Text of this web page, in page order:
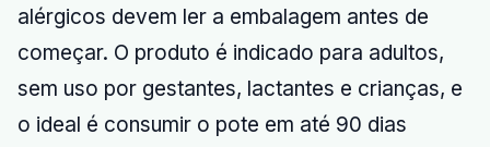
alérgicos devem ler a embalagem antes de
começar. O produto é indicado para adultos,
sem uso por gestantes, lactantes e crianças, e
o ideal é consumir o pote em até 90 dias